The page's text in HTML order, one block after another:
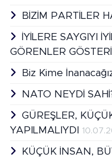
BİZİM PARTİLER
İYİLERE SAYGIYI
GÖRENLER
Biz Kime
NATO NEYDİ
GÜREŞLER,
YAPILMALIYDI
KÜÇÜK İNSAN,